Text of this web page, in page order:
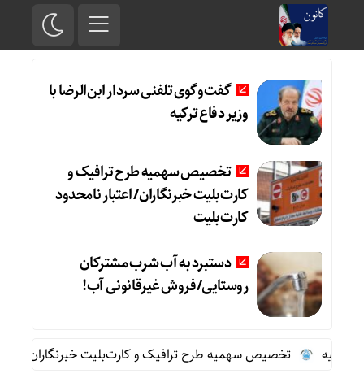
گفت‌وگوی تلفنی سردار ابن‌الرضا با
وزیر دفاع ترکیه
تخصیص سهمیه طرح ترافیک و
کارت‌بلیت خبرنگاران/ اعتبار نامحدود
کارت‌بلیت
دستبرد به آب شرب مشترکان
روستایی/فروش غیرقانونی آب!
تخصیص سهمیه طرح ترافیک و کارت‌بلیت خبرنگاران/ اعتبار